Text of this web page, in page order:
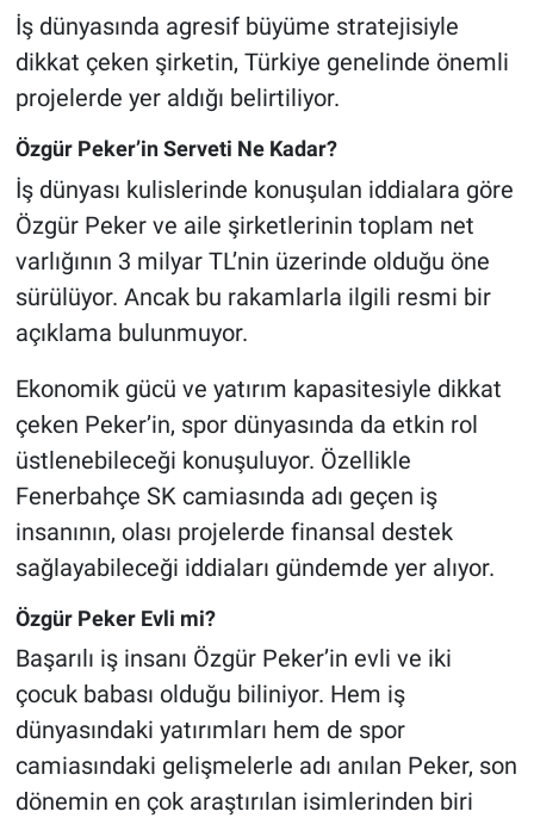
İş dünyasında agresif büyüme stratejisiyle
dikkat çeken şirketin, Türkiye genelinde önemli
projelerde yer aldığı belirtiliyor.
Özgür Peker’in Serveti Ne Kadar?
İş dünyası kulislerinde konuşulan iddialara göre
Özgür Peker ve aile şirketlerinin toplam net
varlığının 3 milyar TL’nin üzerinde olduğu öne
sürülüyor. Ancak bu rakamlarla ilgili resmi bir
açıklama bulunmuyor.
Ekonomik gücü ve yatırım kapasitesiyle dikkat
çeken Peker’in, spor dünyasında da etkin rol
üstlenebileceği konuşuluyor. Özellikle
Fenerbahçe SK camiasında adı geçen iş
insanının, olası projelerde finansal destek
sağlayabileceği iddiaları gündemde yer alıyor.
Özgür Peker Evli mi?
Başarılı iş insanı Özgür Peker’in evli ve iki
çocuk babası olduğu biliniyor. Hem iş
dünyasındaki yatırımları hem de spor
camiasındaki gelişmelerle adı anılan Peker, son
dönemin en çok araştırılan isimlerinden biri